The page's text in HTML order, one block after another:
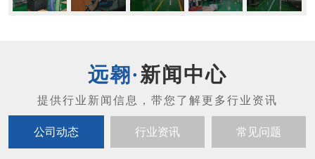
新闻中心
公司动态 行业资讯 常见问题